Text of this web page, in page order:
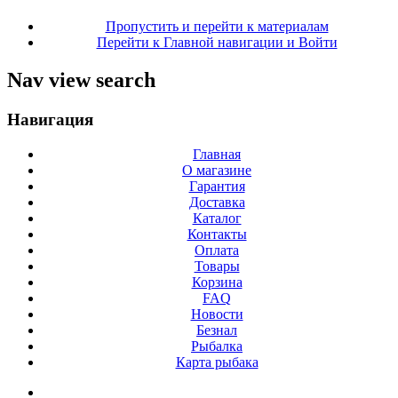
Пропустить и перейти к материалам
Перейти к Главной навигации и Войти
Nav view search
Навигация
Главная
О магазине
Гарантия
Доставка
Каталог
Контакты
Оплата
Товары
Корзина
FAQ
Новости
Безнал
Рыбалка
Карта рыбака